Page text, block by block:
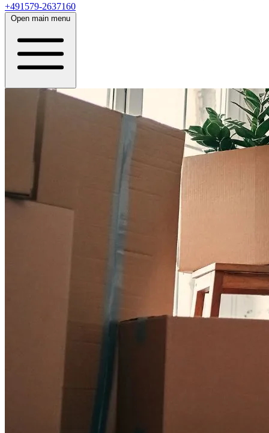
+491579-2637160
Open main menu